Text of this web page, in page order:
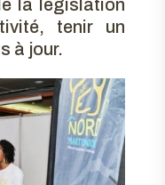
la législation
tenir un
à jour.